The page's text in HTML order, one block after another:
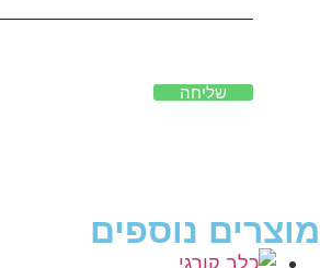
שליחה
מוצרים נוספים